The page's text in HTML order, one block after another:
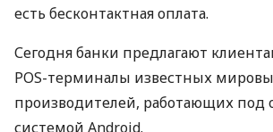
есть бесконтактная оплата.
Сегодня банки предлагают
POS-терминалы известных
производителей, работающих под
системой Android.